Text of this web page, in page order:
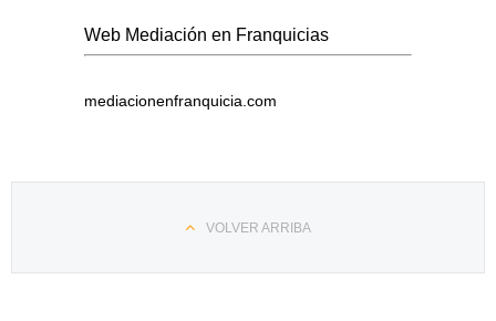
Web Mediación en Franquicias
mediacionenfranquicia.com
VOLVER ARRIBA